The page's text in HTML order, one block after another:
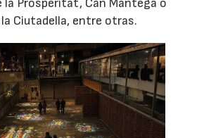
la Prosperitat, Can Mantega o
la Ciutadella, entre otras.